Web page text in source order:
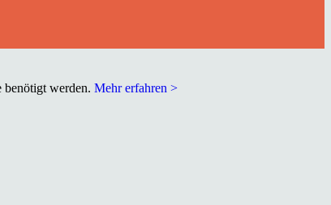
benötigt werden. Mehr erfahren >